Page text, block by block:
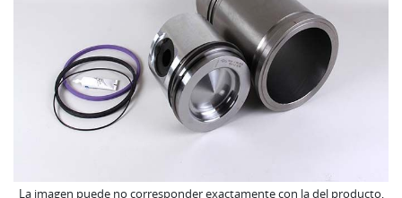
La imagen puede no corresponder exactamente con la del producto,